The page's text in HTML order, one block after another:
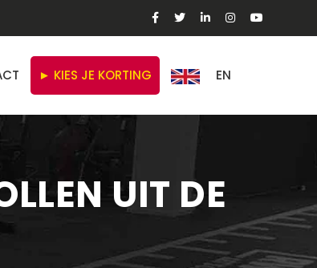
► KIES JE KORTING EN
UIT DE